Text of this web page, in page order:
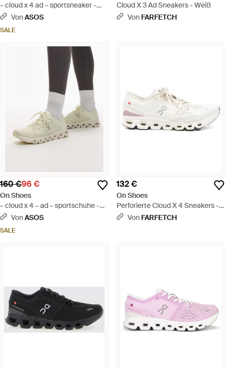
– cloud x 4 ad – sportsneaker -
WeißVonASOS
SALE
Cloud X 3 Ad Sneakers - Weiß
Von FARFETCH
160 €96 €
On Shoes
– cloud x 4 – ad – sportschuhe -
Natur
VonASOS
SALE
132 €
On Shoes
Perforierte Cloud X 4 Sneakers -
WeißVon FARFETCH